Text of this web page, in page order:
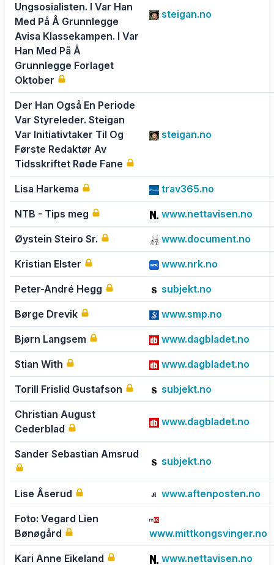
Ungsosialisten. I Var Han
Med På Å Grunnlegge
Avisa Klassekampen. I Var
Han Med På Å
Grunnlegge Forlaget
Oktober
steigan.no
Der Han Også En Periode
Var Styreleder. Steigan
Var Initiativtaker Til Og
Første Redaktør Av
Tidsskriftet Røde Fane
steigan.no
Lisa Harkema trav365.no
NTB - Tips meg www.nettavisen.no
Øystein Steiro Sr. www.document.no
Kristian Elster www.nrk.no
Peter-André Hegg subjekt.no
Børge Drevik www.smp.no
Bjørn Langsem www.dagbladet.no
Stian With www.dagbladet.no
Torill Frislid Gustafson subjekt.no
Christian August
Cederblad
www.dagbladet.no
Sander Sebastian Amsrud
subjekt.no
Lise Åserud www.aftenposten.no
Foto: Vegard Lien
Bønøgård
www.mittkongsvinger.no
Kari Anne Eikeland www.nettavisen.no